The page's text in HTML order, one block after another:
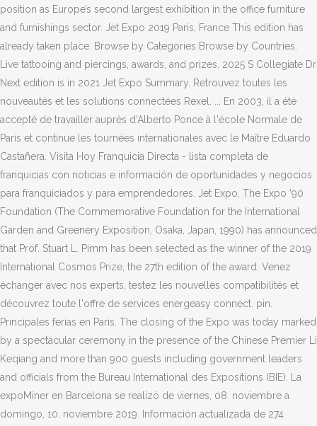
position as Europe’s second largest exhibition in the office furniture
and furnishings sector. Jet Expo 2019 Paris, France This edition has
already taken place. Browse by Categories Browse by Countries.
Live tattooing and piercings, awards, and prizes. 2025 S Collegiate Dr
Next edition is in 2021 Jet Expo Summary. Retrouvez toutes les
nouveautés et les solutions connectées Rexel. ... En 2003, il a été
accepté de travailler auprès d'Alberto Ponce à l'école Normale de
Paris et continue les tournées internationales avec le Maître Eduardo
Castañera. Visita Hoy Franquicia Directa - lista completa de
franquicias con noticias e información de oportunidades y negocios
para franquiciados y para emprendedores. Jet Expo. The Expo ’90
Foundation (The Commemorative Foundation for the International
Garden and Greenery Exposition, Osaka, Japan, 1990) has announced
that Prof. Stuart L. Pimm has been selected as the winner of the 2019
International Cosmos Prize, the 27th edition of the award. Venez
échanger avec nos experts, testez les nouvelles compatibilités et
découvrez toute l'offre de services energeasy connect. pin.
Principales ferias en Paris. The closing of the Expo was today marked
by a spectacular ceremony in the presence of the Chinese Premier Li
Keqiang and more than 900 guests including government leaders
and officials from the Bureau International des Expositions (BIE). La
expoMiner en Barcelona se realizó de viernes, 08. noviembre a
domingo, 10. noviembre 2019. Información actualizada de 274